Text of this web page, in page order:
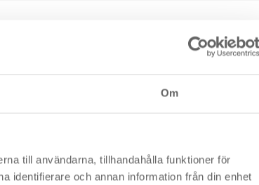
Om
till användarna, tillhandahålla funktioner för
identifierare och annan information från din enhet
Babyplan fertilitetsgel,
försöker bli gravida.
överlevnad.
60 ml